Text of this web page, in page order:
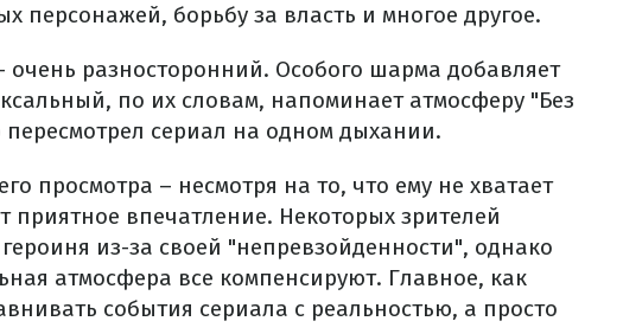
персонажей, борьбу за власть и многое другое.
очень разносторонний. Особого шарма добавляет
по их словам, напоминает атмосферу "Без
сериал на одном дыхании.
просмотра – несмотря на то, что ему не хватает
приятное впечатление. Некоторых зрителей
из-за своей "непревзойденности", однако
атмосфера все компенсируют. Главное, как
события сериала с реальностью, а просто